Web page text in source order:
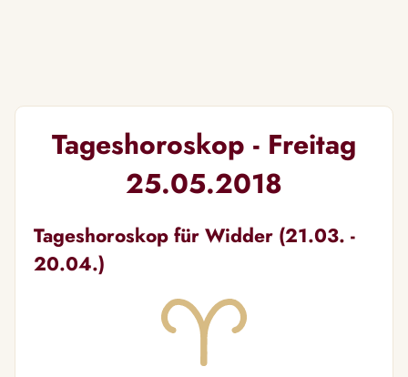
Tageshoroskop - Freitag
25.05.2018
Tageshoroskop für Widder (21.03. -
20.04.)